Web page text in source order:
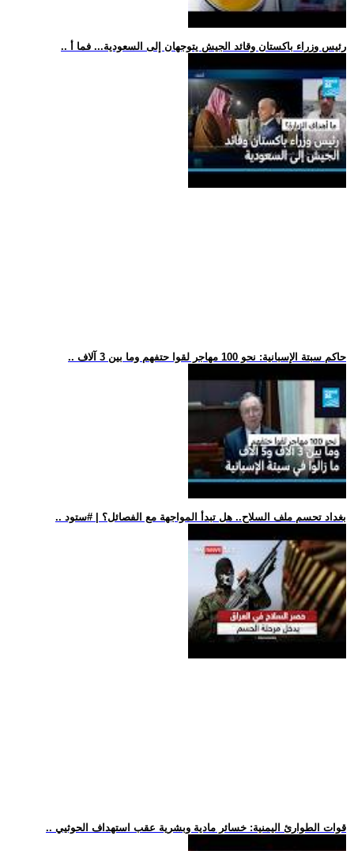
.. رئيس وزراء باكستان وقائد الجيش يتوجهان إلى السعودية... فما أ
.. حاكم سبتة الإسبانية: نحو 100 مهاجر لقوا حتفهم وما بين 3 آلاف
.. بغداد تحسم ملف السلاح.. هل تبدأ المواجهة مع الفصائل؟ | #ستود
.. قوات الطوارئ اليمنية: خسائر مادية وبشرية عقب استهداف الحوثيي